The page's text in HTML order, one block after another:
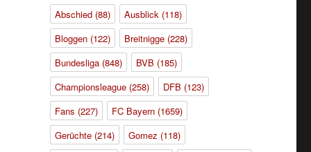
Abschied(88) Ausblick(118)
Bloggen(122) Breitnigge(228)
Bundesliga(848) BVB (185)
Championsleague(258) DFB (123)
Fans (227) FC Bayern(1659)
Gerüchte(214) Gomez (118)